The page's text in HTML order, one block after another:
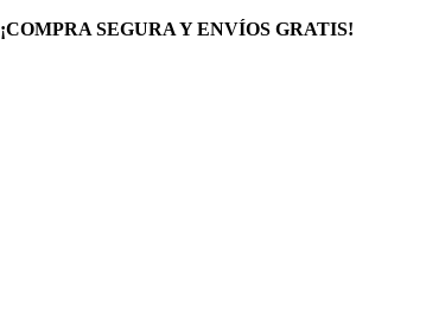
¡COMPRA SEGURA Y ENVÍOS GRATIS!